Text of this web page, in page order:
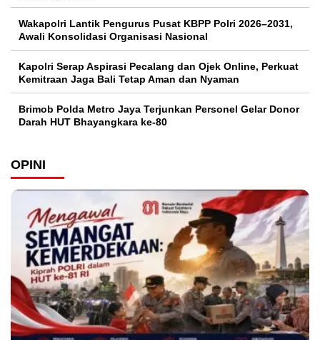
Wakapolri Lantik Pengurus Pusat KBPP Polri 2026–2031,
Awali Konsolidasi Organisasi Nasional
Kapolri Serap Aspirasi Pecalang dan Ojek Online, Perkuat
Kemitraan Jaga Bali Tetap Aman dan Nyaman
Brimob Polda Metro Jaya Terjunkan Personel Gelar Donor
Darah HUT Bhayangkara ke-80
OPINI